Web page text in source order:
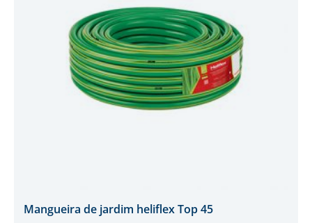
Mangueira de jardim heliflex Top 45